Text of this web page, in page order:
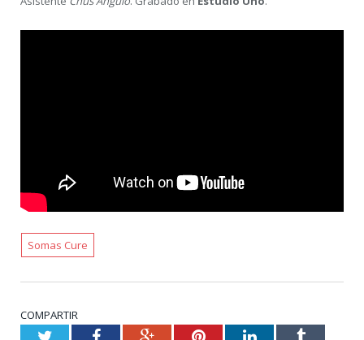
Somas Cure
COMPARTIR
TwitterFacebookGoogle+PinterestLinkedInTumblr